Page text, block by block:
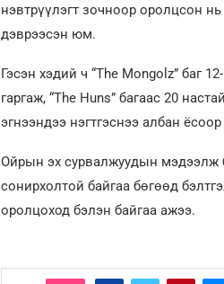
нэвтрүүлэгт зочноор оролцсон нь
дэврээсэн юм.
Гэсэн хэдий ч “The Mongolz” баг
гаргаж, “The Huns” багаас 20
эгнээндээ нэгтгэснээ албан
Ойрын эх сурвалжуудын мэдээлж
сонирхолтой байгаа бөгөөд
оролцоход бэлэн байгаа ажээ.